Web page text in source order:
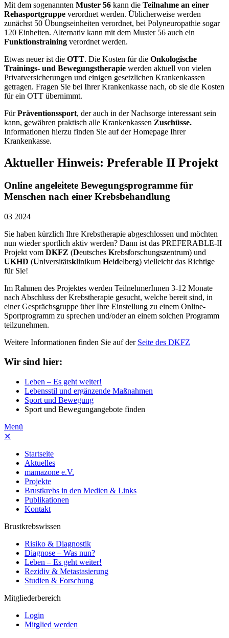
Mit dem sogenannten Muster 56 kann die Teilnahme an einer
Rehasportgruppe verordnet werden. Üblicherweise werden
zunächst 50 Übungseinheiten verordnet, bei Polyneuropathie sogar
120 Einheiten. Alternativ kann mit dem Muster 56 auch ein
Funktionstraining verordnet werden.
Etwas neuer ist die OTT. Die Kosten für die Onkologische
Trainings- und Bewegungstherapie werden aktuell von vielen
Privatversicherungen und einigen gesetzlichen Krankenkassen
getragen. Fragen Sie bei Ihrer Krankenkasse nach, ob sie die Kosten
für ein OTT übernimmt.
FürPräventionssport, der auch in der Nachsorge interessant sein
kann, gewähren praktisch alle Krankenkassen Zuschüsse.
Informationen hierzu finden Sie auf der Homepage Ihrer
Krankenkasse.
Aktueller Hinweis: Preferable II Projekt
Online angeleitete Bewegungsprogramme für
Menschen nach einer Krebsbehandlung
03 2024
Sie haben kürzlich Ihre Krebstherapie abgeschlossen und möchten
nun wieder sportlich aktiv werden? Dann ist das PREFERABLE-II
Projekt vom DKFZ (Deutsches Krebsforschungszentrum) und
UKHD (Universitätsklinikum Heidelberg) vielleicht das Richtige
für Sie!
Im Rahmen des Projektes werden TeilnehmerInnen 3-12 Monate
nach Abschluss der Krebstherapie gesucht, welche bereit sind, in
einer Gesprächsgruppe über Ihre Einstellung zu einem Online-
Sportprogramm zu sprechen und/oder an einem solchen Programm
teilzunehmen.
Weitere Informationen finden Sie auf der Seite des DKFZ
Wir sind hier:
Leben – Es geht weiter!
Lebensstil und ergänzende Maßnahmen
Sport und Bewegung
Sport und Bewegungangebote finden
Menü
✕
Startseite
Aktuelles
mamazone e.V.
Projekte
Brustkrebs in den Medien & Links
Publikationen
Kontakt
Brustkrebswissen
Risiko & Diagnostik
Diagnose – Was nun?
Leben – Es geht weiter!
Rezidiv & Metastasierung
Studien & Forschung
Mitgliederbereich
Login
Mitglied werden